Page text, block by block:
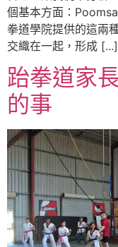
個基本方面：
拳道學院提供的這兩
交織在一起，形成 [...]
跆拳道家
的事